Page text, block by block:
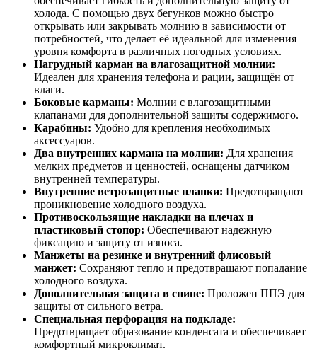
холода. С помощью двух бегунков можно быстро
открывать или закрывать молнию в зависимости от
потребностей, что делает её идеальной для изменения
уровня комфорта в различных погодных условиях.
Нагрудный карман на влагозащитной молнии:
Идеален для хранения телефона и рации, защищён от
влаги.
Боковые карманы: Молнии с влагозащитными
клапанами для дополнительной защиты содержимого.
Карабины: Удобно для крепления необходимых
аксессуаров.
Два внутренних кармана на молнии: Для хранения
мелких предметов и ценностей, оснащены датчиком
внутренней температуры.
Внутренние ветрозащитные планки: Предотвращают
проникновение холодного воздуха.
Противоскользящие накладки на плечах и
пластиковый стопор: Обеспечивают надежную
фиксацию и защиту от износа.
Манжеты на резинке и внутренний флисовый
манжет: Сохраняют тепло и предотвращают попадание
холодного воздуха.
Дополнительная защита в спине: Проложен ППЭ для
защиты от сильного ветра.
Специальная перфорация на подкладе:
Предотвращает образование конденсата и обеспечивает
комфортный микроклимат.